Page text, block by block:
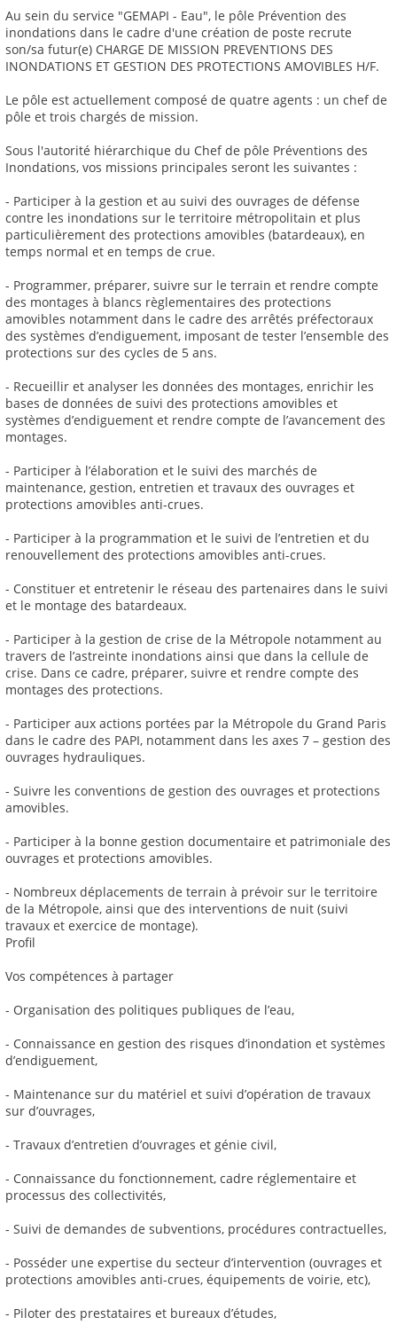
Au sein du service "GEMAPI - Eau", le pôle Prévention des
inondations dans le cadre d'une création de poste recrute
son/sa futur(e) CHARGE DE MISSION PREVENTIONS DES
INONDATIONS ET GESTION DES PROTECTIONS AMOVIBLES H/F.
Le pôle est actuellement composé de quatre agents : un chef de
pôle et trois chargés de mission.
Sous l'autorité hiérarchique du Chef de pôle Préventions des
Inondations, vos missions principales seront les suivantes :
- Participer à la gestion et au suivi des ouvrages de défense
contre les inondations sur le territoire métropolitain et plus
particulièrement des protections amovibles (batardeaux), en
temps normal et en temps de crue.
- Programmer, préparer, suivre sur le terrain et rendre compte
des montages à blancs règlementaires des protections
amovibles notamment dans le cadre des arrêtés préfectoraux
des systèmes d’endiguement, imposant de tester l’ensemble des
protections sur des cycles de 5 ans.
- Recueillir et analyser les données des montages, enrichir les
bases de données de suivi des protections amovibles et
systèmes d’endiguement et rendre compte de l’avancement des
montages.
- Participer à l’élaboration et le suivi des marchés de
maintenance, gestion, entretien et travaux des ouvrages et
protections amovibles anti-crues.
- Participer à la programmation et le suivi de l’entretien et du
renouvellement des protections amovibles anti-crues.
- Constituer et entretenir le réseau des partenaires dans le suivi
et le montage des batardeaux.
- Participer à la gestion de crise de la Métropole notamment au
travers de l’astreinte inondations ainsi que dans la cellule de
crise. Dans ce cadre, préparer, suivre et rendre compte des
montages des protections.
- Participer aux actions portées par la Métropole du Grand Paris
dans le cadre des PAPI, notamment dans les axes 7 – gestion des
ouvrages hydrauliques.
- Suivre les conventions de gestion des ouvrages et protections
amovibles.
- Participer à la bonne gestion documentaire et patrimoniale des
ouvrages et protections amovibles.
- Nombreux déplacements de terrain à prévoir sur le territoire
de la Métropole, ainsi que des interventions de nuit (suivi
travaux et exercice de montage).
Profil
Vos compétences à partager
- Organisation des politiques publiques de l’eau,
- Connaissance en gestion des risques d’inondation et systèmes
d’endiguement,
- Maintenance sur du matériel et suivi d’opération de travaux
sur d’ouvrages,
- Travaux d’entretien d’ouvrages et génie civil,
- Connaissance du fonctionnement, cadre réglementaire et
processus des collectivités,
- Suivi de demandes de subventions, procédures contractuelles,
- Posséder une expertise du secteur d’intervention (ouvrages et
protections amovibles anti-crues, équipements de voirie, etc),
- Piloter des prestataires et bureaux d’études,